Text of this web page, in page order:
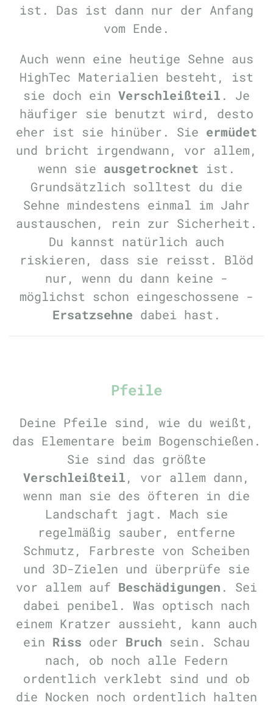
ist. Das ist dann nur der Anfang
vom Ende.
Auch wenn eine heutige Sehne aus
HighTec Materialien besteht, ist
sie doch ein Verschleißteil . Je
häufiger sie benutzt wird, desto
eher ist sie hinüber. Sie ermüdet
und bricht irgendwann, vor allem,
wenn sie ausgetrocknet ist.
Grundsätzlich solltest du die
Sehne mindestens einmal im Jahr
austauschen, rein zur Sicherheit.
Du kannst natürlich auch
riskieren, dass sie reisst. Blöd
nur, wenn du dann keine -
möglichst schon eingeschossene -
Ersatzsehne dabei hast.
Pfeile
Deine Pfeile sind, wie du weißt,
das Elementare beim Bogenschießen.
Sie sind das größte
Verschleißteil, vor allem dann,
wenn man sie des öfteren in die
Landschaft jagt. Mach sie
regelmäßig sauber, entferne
Schmutz, Farbreste von Scheiben
und 3D-Zielen und überprüfe sie
vor allem auf Beschädigungen . Sei
dabei penibel. Was optisch nach
einem Kratzer aussieht, kann auch
ein Riss oder Bruch sein. Schau
nach, ob noch alle Federn
ordentlich verklebt sind und ob
die Nocken noch ordentlich halten